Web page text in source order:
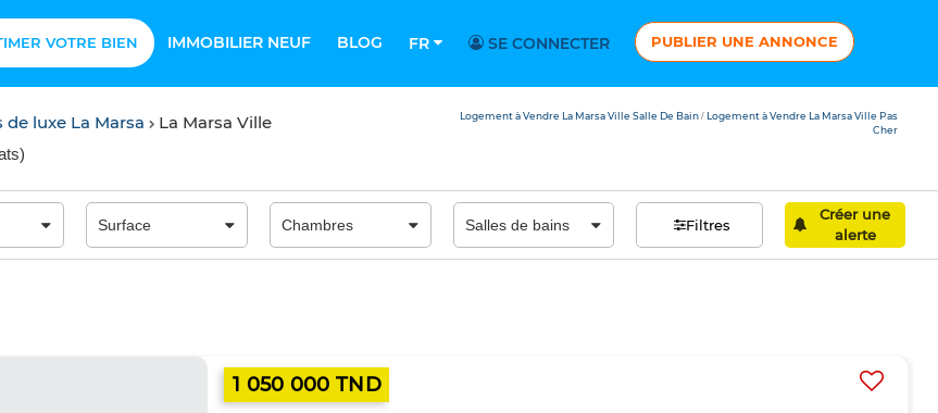
VOTRE BIEN IMMOBILIER NEUF BLOG FR SE CONNECTER PUBLIER UNE ANNONCE
luxe La Marsa La Marsa Ville
)
Logement à Vendre La Marsa Ville Salle De Bain / Logement à Vendre La Marsa Ville Pas
Cher
Filtres
Créer une
alerte
1 050 000 TND